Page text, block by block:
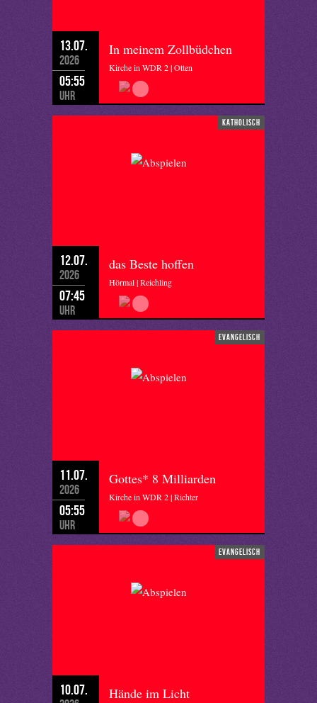
13.07.
2026
05:55
Uhr
In meinem Zollbüdchen
Kirche in WDR 2 | Otten
katholisch
12.07.
2026
07:45
Uhr
das Beste hoffen
Hörmal | Reichling
evangelisch
11.07.
2026
05:55
Uhr
Gottes* 8 Milliarden
Kirche in WDR 2 | Richter
evangelisch
10.07. Hände im Licht